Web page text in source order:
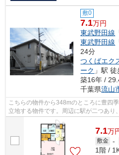
敷0
7.1万円
東武野田線
東武野田線
24分
つくばエク
ーク 」駅
築16年 /
千葉県流山
こちらの物件から348mのところに豊四
立地する物件です。周辺に駅が二つあり
の物件はアパートです。アパートマンシ
7.1万
敷金 -
1階 /